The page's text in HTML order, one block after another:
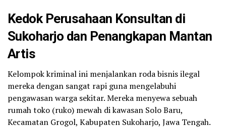
Kedok Perusahaan Konsultan di
Sukoharjo dan Penangkapan Mantan
Artis
Kelompok kriminal ini menjalankan roda bisnis ilegal
mereka dengan sangat rapi guna mengelabuhi
pengawasan warga sekitar. Mereka menyewa sebuah
rumah toko (ruko) mewah di kawasan Solo Baru,
Kecamatan Grogol, Kabupaten Sukoharjo, Jawa Tengah.